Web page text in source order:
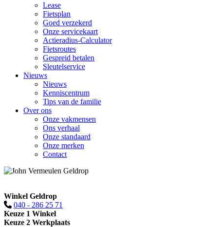
Lease
Fietsplan
Goed verzekerd
Onze servicekaart
Actieradius-Calculator
Fietsroutes
Gespreid betalen
Sleutelservice
Nieuws
Nieuws
Kenniscentrum
Tips van de familie
Over ons
Onze vakmensen
Ons verhaal
Onze standaard
Onze merken
Contact
Winkel Geldrop
040 - 286 25 71
Keuze 1 Winkel
Keuze 2 Werkplaats